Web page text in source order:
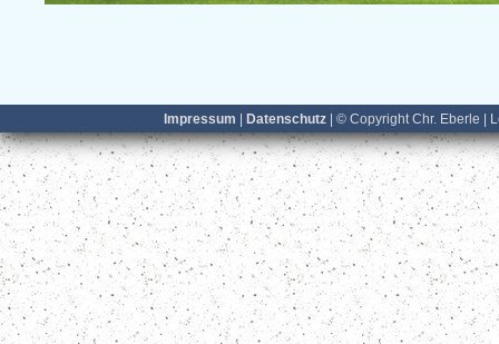
Impressum Datenschutz | © Copyright Chr. Eberle |